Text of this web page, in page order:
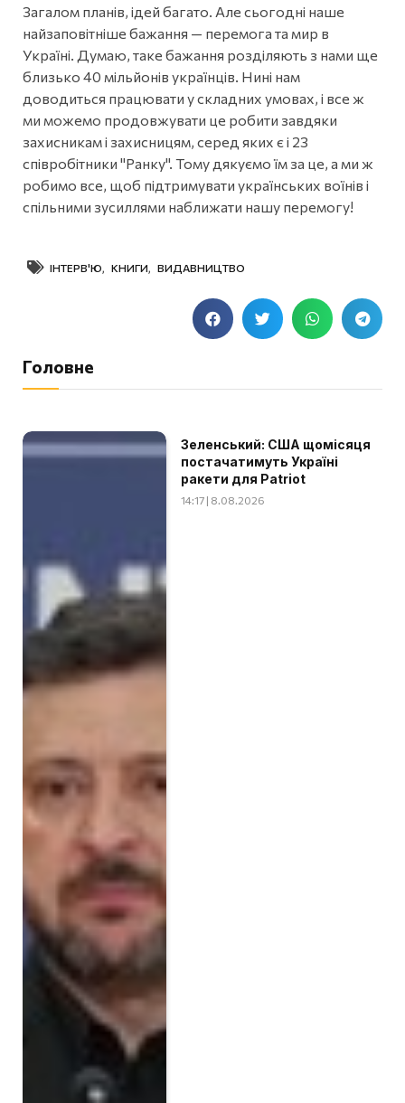
Загалом планів, ідей багато. Але сьогодні наше
найзаповітніше бажання — перемога та мир в
Україні. Думаю, таке бажання розділяють з нами ще
близько 40 мільйонів українців. Нині нам
доводиться працювати у складних умовах, і все ж
ми можемо продовжувати це робити завдяки
захисникам і захисницям, серед яких є і 23
співробітники "Ранку". Тому дякуємо їм за це, а ми ж
робимо все, щоб підтримувати українських воїнів і
спільними зусиллями наближати нашу перемогу!
ІНТЕРВ'Ю КНИГИ ВИДАВНИЦТВО
Головне
Зеленський: США щомісяця
постачатимуть Україні
ракети для Patriot
14:17 | 8.08.2026